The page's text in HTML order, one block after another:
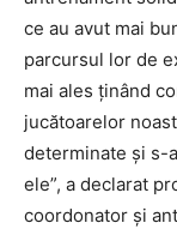
ce au avut mai
parcursul lor de
mai ales ținând
jucătoarelor
determinate și s-
ele”, a declarat
coordonator și